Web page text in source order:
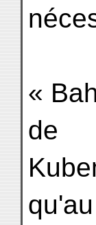
«
de
qu'au